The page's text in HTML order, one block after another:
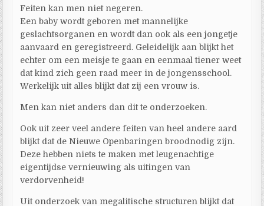
Feiten kan men niet negeren.
Een baby wordt geboren met mannelijke
geslachtsorganen en wordt dan ook als een jongetje
aanvaard en geregistreerd. Geleidelijk aan blijkt het
echter om een meisje te gaan en eenmaal tiener weet
dat kind zich geen raad meer in de jongensschool.
Werkelijk uit alles blijkt dat zij een vrouw is.
Men kan niet anders dan dit te onderzoeken.
Ook uit zeer veel andere feiten van heel andere aard
blijkt dat de Nieuwe Openbaringen broodnodig zijn.
Deze hebben niets te maken met leugenachtige
eigentijdse vernieuwing als uitingen van
verdorvenheid!
Uit onderzoek van megalitische structuren blijkt dat